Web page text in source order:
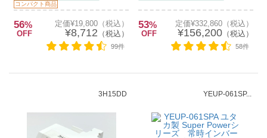
コンパクト商品
56%
OFF
定価¥19,800（税込）
¥8,712 （税込）
99件
53%
OFF
定価¥332,860（税込）
¥156,200（税込）
58件
3H15DD YEUP-061SP...